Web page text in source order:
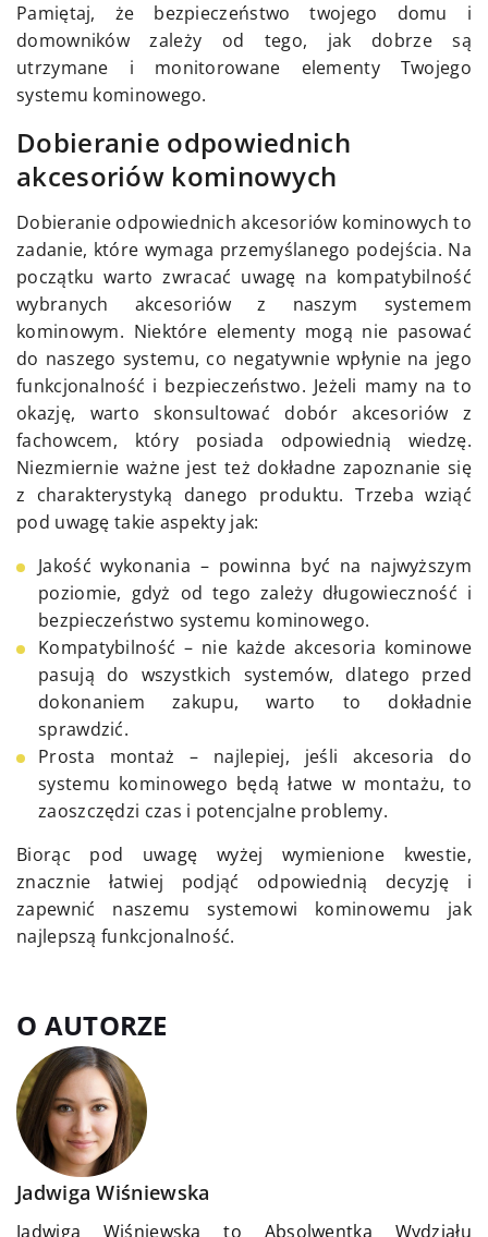
Pamiętaj, że bezpieczeństwo twojego domu i
domowników zależy od tego, jak dobrze są
utrzymane i monitorowane elementy Twojego
systemu kominowego.
Dobieranie odpowiednich
akcesoriów kominowych
Dobieranie odpowiednich akcesoriów kominowych to
zadanie, które wymaga przemyślanego podejścia. Na
początku warto zwracać uwagę na kompatybilność
wybranych akcesoriów z naszym systemem
kominowym. Niektóre elementy mogą nie pasować
do naszego systemu, co negatywnie wpłynie na jego
funkcjonalność i bezpieczeństwo. Jeżeli mamy na to
okazję, warto skonsultować dobór akcesoriów z
fachowcem, który posiada odpowiednią wiedzę.
Niezmiernie ważne jest też dokładne zapoznanie się
z charakterystyką danego produktu. Trzeba wziąć
pod uwagę takie aspekty jak:
Jakość wykonania – powinna być na najwyższym
poziomie, gdyż od tego zależy długowieczność i
bezpieczeństwo systemu kominowego.
Kompatybilność – nie każde akcesoria kominowe
pasują do wszystkich systemów, dlatego przed
dokonaniem zakupu, warto to dokładnie
sprawdzić.
Prosta montaż – najlepiej, jeśli akcesoria do
systemu kominowego będą łatwe w montażu, to
zaoszczędzi czas i potencjalne problemy.
Biorąc pod uwagę wyżej wymienione kwestie,
znacznie łatwiej podjąć odpowiednią decyzję i
zapewnić naszemu systemowi kominowemu jak
najlepszą funkcjonalność.
O AUTORZE
Jadwiga Wiśniewska
Jadwiga Wiśniewska to Absolwentka Wydziału